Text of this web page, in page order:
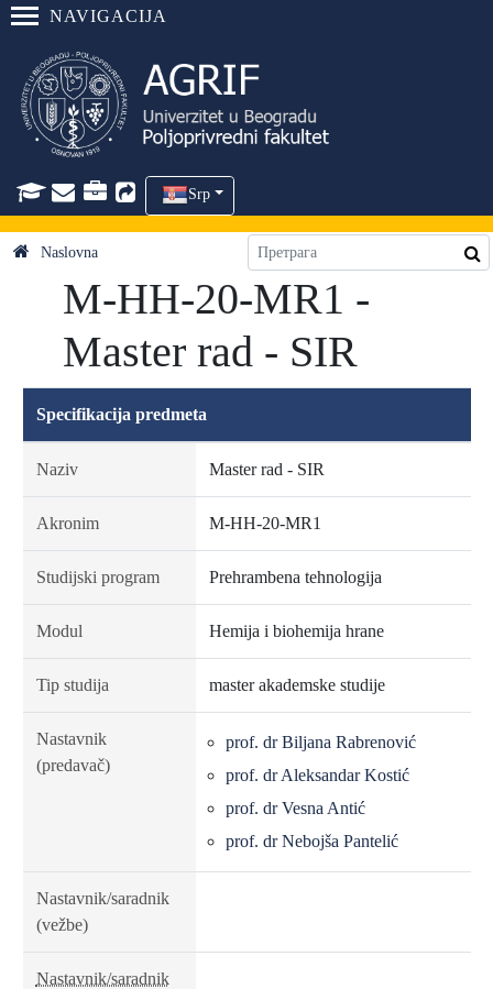
NAVIGACIJA
Srp
Naslovna
M-HH-20-MR1 -
Master rad - SIR
Specifikacija predmeta
Naziv Master rad - SIR
Akronim M-HH-20-MR1
Studijski program Prehrambena tehnologija
Modul Hemija i biohemija hrane
Tip studija master akademske studije
Nastavnik
(predavač)
prof. dr Biljana Rabrenović
prof. dr Aleksandar Kostić
prof. dr Vesna Antić
prof. dr Nebojša Pantelić
Nastavnik/saradnik
(vežbe)
Nastavnik/saradnik